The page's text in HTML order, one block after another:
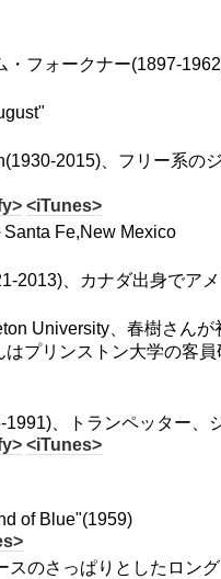
・フォークナー(1897-
2015)、フリー系の
<iTunes>
Santa Fe,New Mexico
2013)、カナダ出身でア
University、春樹さん
プリンストン大学の客
、トランペッター、
<iTunes>
of Blue"(1959)
スのさっぱりとしたロン